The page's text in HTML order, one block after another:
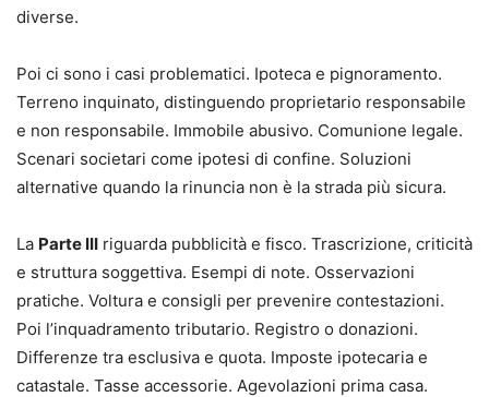
- Focus operativo su casi pratici e situazioni ad alto rischio
- Approccio sistematico utile sia allo studio sia alla
diverse.
Poi ci sono i casi problematici. Ipoteca e pignoramento.
Terreno inquinato, distinguendo proprietario responsabile
e non responsabile. Immobile abusivo. Comunione legale.
Scenari societari come ipotesi di confine. Soluzioni
alternative quando la rinuncia non è la strada più sicura.
La Parte III riguarda pubblicità e fisco. Trascrizione, criticità
e struttura soggettiva. Esempi di note. Osservazioni
pratiche. Voltura e consigli per prevenire contestazioni.
Poi l’inquadramento tributario. Registro o donazioni.
Differenze tra esclusiva e quota. Imposte ipotecaria e
catastale. Tasse accessorie. Agevolazioni prima casa.